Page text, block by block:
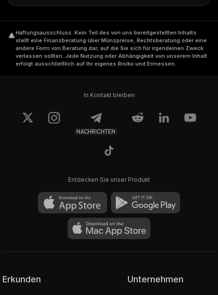
Haftungsausschluss. Kein Teil des von uns bereitgestellten Inhalts
stellt eine Finanzberatung über Münzpreise, Rechtsberatung oder eine
andere Form von Beratung dar, auf die Sie sich für irgendeinen Zweck
verlassen sollten. Jede Nutzung oder Abhängigkeit von unserem Inhalt
erfolgt ausschließlich auf Ihr eigenes Risiko und Ermessen.
In Kontakt bleiben
NACHRICHTEN
Entdecken Sie unser Produkt
Erkunden Unternehmen